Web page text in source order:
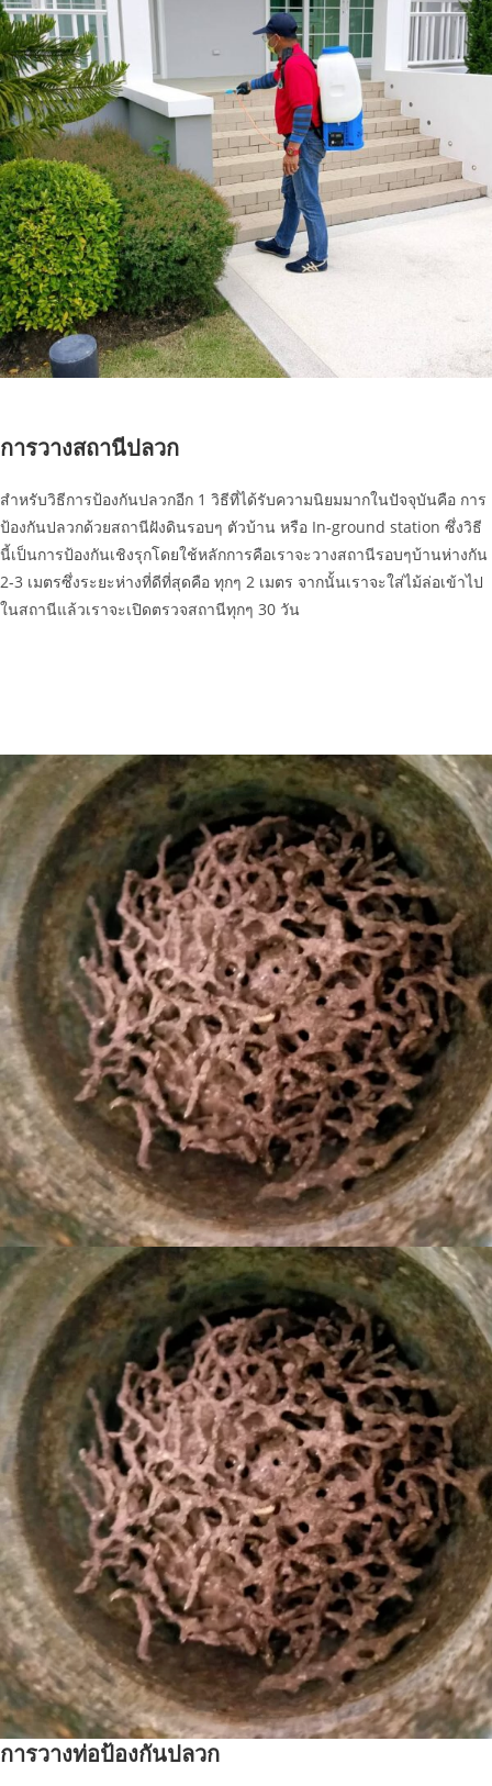
การวางสถานีปลวก
สำหรับวิธีการป้องกันปลวกอีก 1 วิธีที่ได้รับความนิยมมากในปัจจุบันคือ การ
ป้องกันปลวกด้วยสถานีฝังดินรอบๆ ตัวบ้าน หรือ In-ground station ซึ่งวิธี
นี้เป็นการป้องกันเชิงรุกโดยใช้หลักการคือเราจะวางสถานีรอบๆบ้านห่างกัน
2-3 เมตรซึ่งระยะห่างที่ดีที่สุดคือ ทุกๆ 2 เมตร จากนั้นเราจะใส่ไม้ล่อเข้าไป
ในสถานีแล้วเราจะเปิดตรวจสถานีทุกๆ 30 วัน
การวางท่อป้องกันปลวก